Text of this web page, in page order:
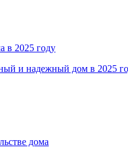
в 2025 году
и надежный дом в 2025
дома